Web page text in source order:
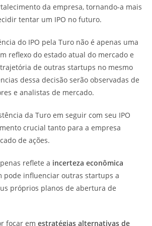
da empresa, tornando-a mais
tentar um IPO no futuro.
do IPO pela Turo não é apenas uma
reflexo do estado atual do mercado e
de outras startups no mesmo
dessa decisão serão observadas de
e analistas de mercado.
da Turo em seguir com seu IPO
crucial tanto para a empresa
de ações.
reflete a incerteza econômica
pode influenciar outras startups a
próprios planos de abertura de
focar em estratégias alternativas de